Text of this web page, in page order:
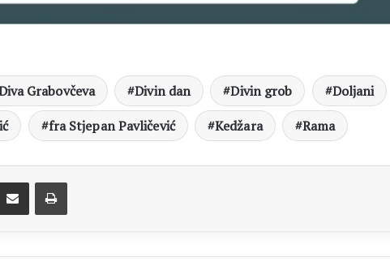
Grabovčeva Divin dan Divin grob
Doljani
fra Stjepan Pavličević Kedžara Rama
Dijeli putem Emaila Printaj